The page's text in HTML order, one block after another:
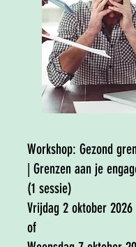
Workshop: Gezond
| Grenzen aan je
(1 sessie)
Vrijdag 2 oktober
of